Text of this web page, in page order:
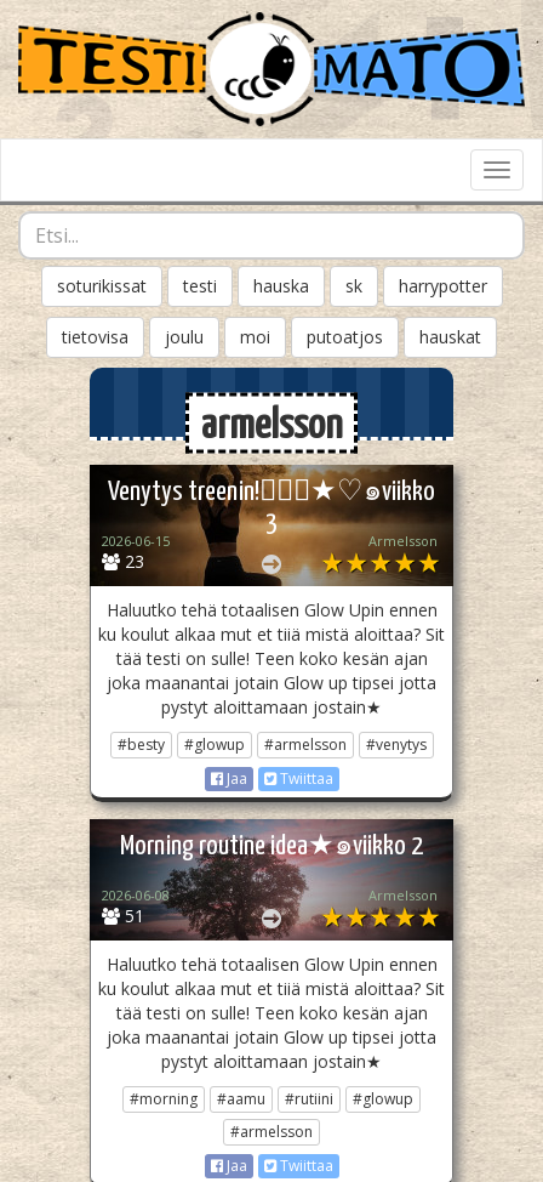
soturikissat testi hauska sk harrypotter
tietovisa joulu moi putoatjos hauskat
armelsson
Venytys treenin!🧘🏻‍♀️★⁠♡⁠๑viikko
3
23
2026-06-15 Armelsson
Haluutko tehä totaalisen Glow Upin ennen
ku koulut alkaa mut et tiiä mistä aloittaa? Sit
tää testi on sulle! Teen koko kesän ajan
joka maanantai jotain Glow up tipsei jotta
pystyt aloittamaan jostain★
#besty #glowup #armelsson
#venytys
Jaa
Twiittaa
Morning routine idea★⁠๑viikko 2
51
2026-06-08 Armelsson
Haluutko tehä totaalisen Glow Upin ennen
ku koulut alkaa mut et tiiä mistä aloittaa? Sit
tää testi on sulle! Teen koko kesän ajan
joka maanantai jotain Glow up tipsei jotta
pystyt aloittamaan jostain★
#morning #aamu #rutiini
#glowup
#armelsson
Jaa
Twiittaa